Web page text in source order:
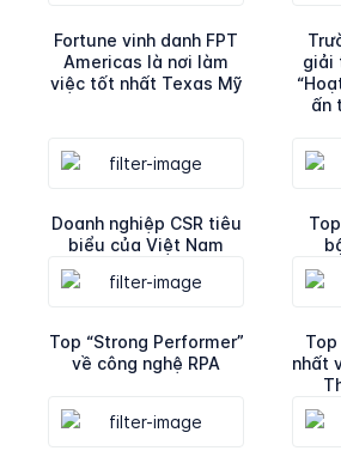
Fortune vinh danh FPT
Americas là nơi làm
việc tốt nhất Texas Mỹ
giải
ấn
Doanh nghiệp CSR tiêu
biểu của Việt Nam
Top “Strong Performer”
về công nghệ RPA
nhất